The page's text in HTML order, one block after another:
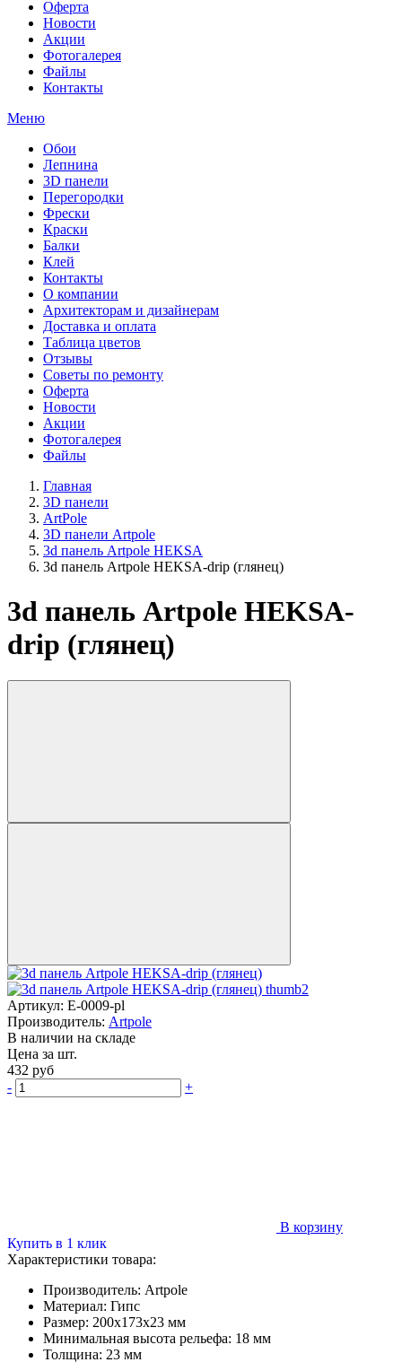
Оферта
Новости
Акции
Фотогалерея
Файлы
Контакты
Меню
Обои
Лепнина
3D панели
Перегородки
Фрески
Краски
Балки
Клей
Контакты
О компании
Архитекторам и дизайнерам
Доставка и оплата
Таблица цветов
Отзывы
Советы по ремонту
Оферта
Новости
Акции
Фотогалерея
Файлы
Главная
3D панели
ArtPole
3D панели Artpole
3d панель Artpole HEKSA
3d панель Artpole HEKSA-drip (глянец)
3d панель Artpole HEKSA-
drip (глянец)
Артикул: E-0009-pl
Производитель: Artpole
В наличии на складе
Цена за шт.
432 руб
-
+
В корзину
Купить в 1 клик
Характеристики товара:
Производитель: Artpole
Материал: Гипс
Размер: 200x173x23 мм
Минимальная высота рельефа: 18 мм
Толщина: 23 мм